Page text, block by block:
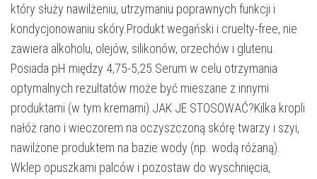
który służy nawilżeniu, utrzymaniu poprawnych funkcji i
kondycjonowaniu skóry.Produkt wegański i cruelty-free, nie
zawiera alkoholu, olejów, silikonów, orzechów i glutenu.
Posiada pH między 4,75-5,25.Serum w celu otrzymania
optymalnych rezultatów może być mieszane z innymi
produktami (w tym kremami).JAK JE STOSOWAĆ?Kilka kropli
nałóż rano i wieczorem na oczyszczoną skórę twarzy i szyi,
nawilżone produktem na bazie wody (np. wodą różaną).
Wklep opuszkami palców i pozostaw do wyschnięcia,